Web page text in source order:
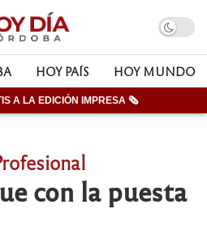
HOY PAÍS HOY MUNDO
A LA EDICIÓN IMPRESA 🗞
con la puesta